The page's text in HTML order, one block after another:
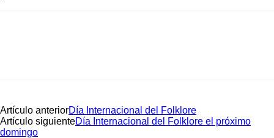
Artículo anteriorDía Internacional del Folklore
Artículo siguienteDía Internacional del Folklore el próximo
domingo